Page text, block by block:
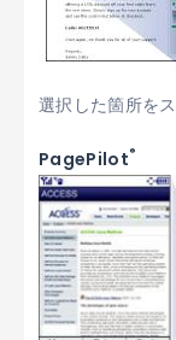
選択した箇所を
PagePilot®